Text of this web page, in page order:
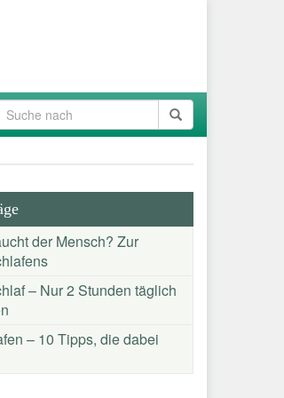
der Mensch? Zur
– Nur 2 Stunden täglich
– 10 Tipps, die dabei